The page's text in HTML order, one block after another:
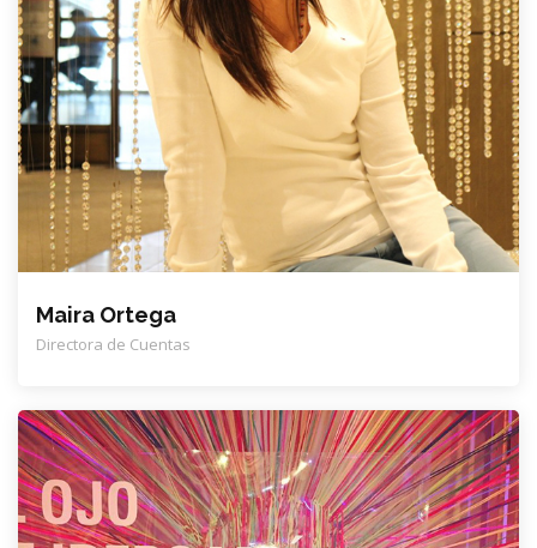
Maira Ortega
Directora de Cuentas